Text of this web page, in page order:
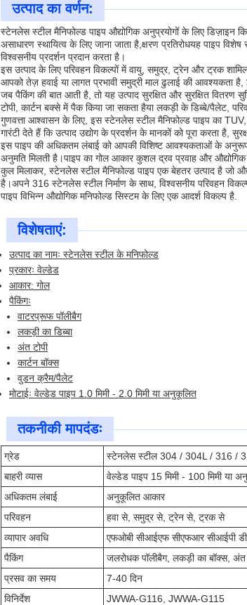
उत्पाद का वर्णन:
स्टेनलेस स्टील मैनिफोल्ड पाइप औद्योगिक अनुप्रयोगों के लिए डिज़ाइन
असाधारण स्थायित्व के लिए जाना जाता है,क्षरण प्रतिरोधयह पाइप
विश्वसनीय प्रदर्शन प्रदान करता है।
इस उत्पाद के लिए परिवहन विकल्पों में वायु, समुद्र, ट्रेन और ट्रक
आपको तेज़ हवाई या लागत प्रभावी समुद्री माल ढुलाई की आवश्यकता
जब पैकिंग की बात आती है, तो यह उत्पाद सुरक्षित और सुरक्षित
टोपी, कार्टन बक्से में पैक किया जा सकता हैया लकड़ी के डिब्बे/पैलेट,
गुणवत्ता आश्वासन के लिए, इस स्टेनलेस स्टील मैनिफोल्ड पाइप का TUV,
गारंटी देते हैं कि उत्पाद उद्योग के प्रदर्शन के मानकों को पूरा करता है,
इस पाइप की अधिकतम लंबाई को आपकी विशिष्ट आवश्यकताओं के
अनुमति मिलती है।पाइप का गोल आकार कुशल द्रव प्रवाह और औद्योगिक
कुल मिलाकर, स्टेनलेस स्टील मैनिफोल्ड पाइप एक बेहतर उत्पाद है जो
है।अपने 316 स्टेनलेस स्टील निर्माण के साथ, विश्वसनीय परिवहन
पाइप विभिन्न औद्योगिक मनिफोल्ड सिस्टम के लिए एक आदर्श विकल्प है.
विशेषताएं:
उत्पाद का नामः स्टेनलेस स्टील के मनिफोल्ड
प्रकारः वेल्डेड
आकार: गोल
पैकिंगः
वाटरप्रूफ पॉलीबैग
लकड़ी का डिब्बा
अंत टोपी
कार्टन बॉक्स
वुडन क्रैम/पैलेट
मोटाईः वेल्डेड पाइप 1.0 मिमी - 2.0 मिमी या अनुकूलित
तकनीकी मापदंडः
ग्रेड
स्टेनलेस स्टील 304 / 304L / 316 /
बाहरी व्यास
वेल्डेड पाइप 15 मिमी - 100 मिमी या
अधिकतम लंबाई
अनुकूलित आकार
परिवहन
हवा से, समुद्र से, ट्रेन से, ट्रक से
व्यापार अवधि
एफओबी सीआईएफ सीएफआर सीआईपी
पैकिंग
जलरोधक पॉलीबैग, लकड़ी का बॉक्स,
प्रसव का समय
7-40 दिन
विनिर्देश
JWWA-G116, JWWA-G115